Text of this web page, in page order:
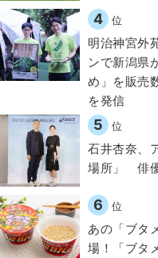
4 位
明治神宮外
ンで新潟県
め」を販売
を発信
5 位
石井杏奈、
場所」 俳
6 位
あの「ブタ
場！「ブタ